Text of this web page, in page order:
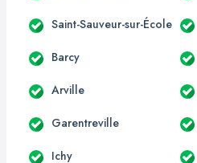
Saint-Sauveur-sur-École
Barcy
Arville
Garentreville
Ichy